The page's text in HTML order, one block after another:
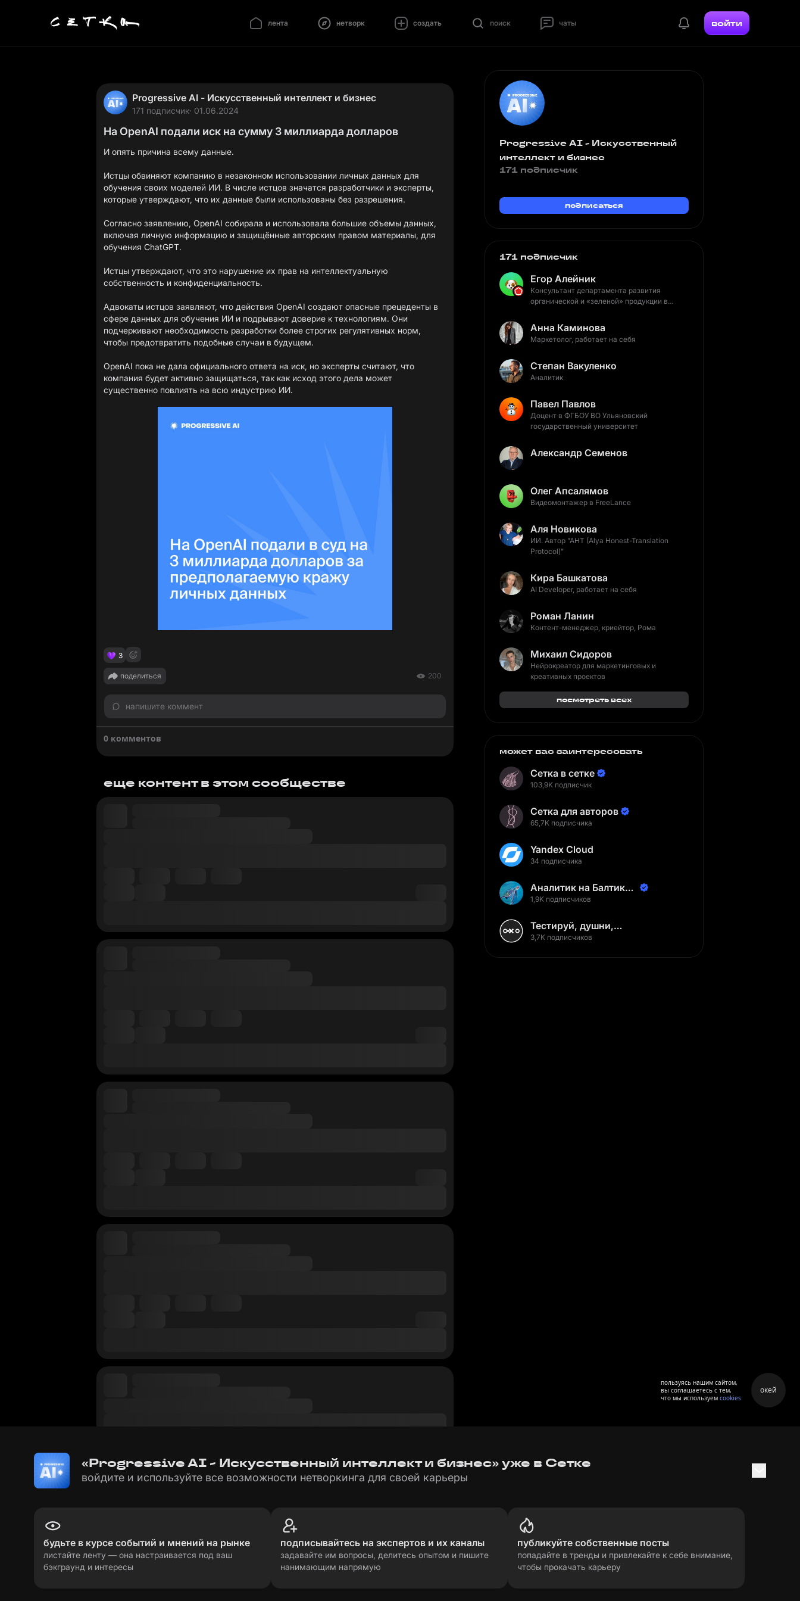
лента нетворк создать поиск чаты войти
Progressive AI - Искусственный интеллект и бизнес
171 подписчик· 01.06.2024
На OpenAI подали иск на сумму 3 миллиарда долларов
И опять причина всему данные.
Истцы обвиняют компанию в незаконном использовании личных данных для
обучения своих моделей ИИ. В числе истцов значатся разработчики и эксперты,
которые утверждают, что их данные были использованы без разрешения.
Согласно заявлению, OpenAI собирала и использовала большие объемы данных,
включая личную информацию и защищённые авторским правом материалы, для
обучения ChatGPT.
Истцы утверждают, что это нарушение их прав на интеллектуальную
собственность и конфиденциальность.
Адвокаты истцов заявляют, что действия OpenAI создают опасные прецеденты в
сфере данных для обучения ИИ и подрывают доверие к технологиям. Они
подчеркивают необходимость разработки более строгих регулятивных норм,
чтобы предотвратить подобные случаи в будущем.
OpenAI пока не дала официального ответа на иск, но эксперты считают, что
компания будет активно защищаться, так как исход этого дела может
существенно повлиять на всю индустрию ИИ.
3
поделиться 200
напишите коммент
0 комментов
еще контент в этом сообществе
Progressive AI - Искусственный
интеллект и бизнес
171 подписчик
подписаться
171 подписчик
Егор Алейник
Консультант департамента развития
органической и «зеленой» продукции в
Анна Каминова
Маркетолог, работает на себя
Степан Вакуленко
Аналитик
Павел Павлов
Доцент в ФГБОУ ВО Ульяновский
государственный университет
Александр Семенов
Олег Апсалямов
Видеомонтажер в FreeLance
Аля Новикова
ИИ. Автор "AHT (Alya Honest-Translation
Protocol)"
Кира Башкатова
AI Developer, работает на себя
Роман Ланин
Контент-менеджер, криейтор, Рома
Михаил Сидоров
Нейрокреатор для маркетинговых и
креативных проектов
посмотреть всех
может вас заинтересовать
Сетка в сетке
103,9K подписчик
Сетка для авторов
65,7K подписчика
Yandex Cloud
34 подписчика
Аналитик на Балтике |
Неверов Станислав
1,9K подписчиков
Тестируй, душни,
наслаждайся
3,7K подписчиков
«Progressive AI - Искусственный интеллект и бизнес» уже в Сетке
войдите и используйте все возможности нетворкинга для своей карьеры
будьте в курсе событий и мнений на рынке
листайте ленту — она настраивается под ваш
бэкграунд и интересы
подписывайтесь на экспертов и их каналы
задавайте им вопросы, делитесь опытом и пишите
нанимающим напрямую
публикуйте собственные посты
попадайте в тренды и привлекайте к себе внимание,
чтобы прокачать карьеру
пользуясь нашим сайтом,
вы соглашаетесь с тем,
что мы используем cookies
окей